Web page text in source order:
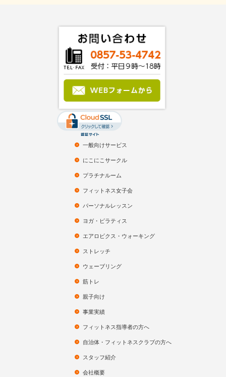
一般向けサービス
にこにこサークル
プラチナルーム
フィットネス女子会
パーソナルレッスン
ヨガ・ピラティス
エアロビクス・ウォーキング
ストレッチ
ウェーブリング
筋トレ
親子向け
事業実績
フィットネス指導者の方へ
自治体・フィットネスクラブの方へ
スタッフ紹介
会社概要